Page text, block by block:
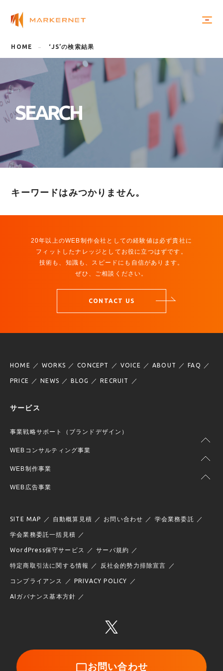
HOME ‘JS’の検索結果
SEARCH
キーワードはみつかりません。
20年以上のWEB制作会社としての経験値は必ず貴社に
フィットしたナレッジとしてお役に立つはずです。
技術も、知識も、スピードにも自信があります。
ぜひ、ご相談ください。
CONTACT US
HOME WORKS CONCEPT VOICE ABOUT FAQ
PRICE NEWS BLOG RECRUIT
サービス
事業戦略サポート（ブランドデザイン）
WEBコンサルティング事業
WEB制作事業
WEB広告事業
SITE MAP 自動概算見積 お問い合わせ 学会業務委託
学会業務委託一括見積
WordPress保守サービス サーバ規約
特定商取引法に関する情報 反社会的勢力排除宣言
コンプライアンス PRIVACY POLICY
AIガバナンス基本方針
お問い合わせ